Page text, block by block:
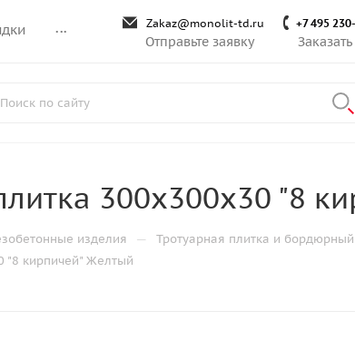
... Zakaz@monolit-td.ru
Отправьте заявку
+7 495
300х300х30 "8
изделия — Тротуарная плитка и
"8 кирпичей" Желтый